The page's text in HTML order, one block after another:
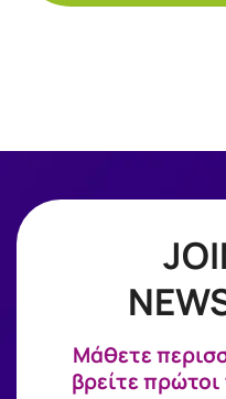
Mάθετε
βρείτε